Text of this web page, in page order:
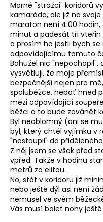
Marně "strážci" koridorů
kamaráda, ale již na
maraton není 4:00
minut a padesát tři vteřin
a prosím ho jestli bych
odpovídajícímu tomuto
Bohužel nic "nepochopil",
vysvětluji, že moje
bezpečnější nejen pro
spoluběžce, neboť hned
mezi odpovídající
běžci a to bude zavánět
Byl neoblomný (ani se
byl, který chtěl vyjímku v
"nastoupil" do
Z něj jsem se však před
vpřed. Takže v hodinu
metrů za elitou.
No, stát v koridoru již
nebo ještě dýl asi není
nemusel ve svém
Vás musí bolet nohy
D
o
p
o
r
u
č
u
j
e
m
e